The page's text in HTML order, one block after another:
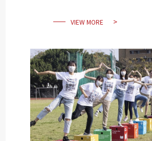
VIEW MORE